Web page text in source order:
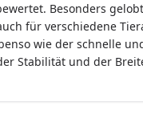
Besonders
für verschiedene
wie der schnelle
Stabilität und der